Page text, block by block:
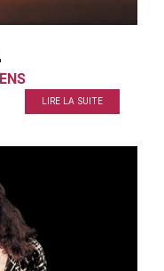
LIRE LA SUITE